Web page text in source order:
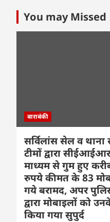
You may Missed
बाराबंकी
सर्विलांस सेल व
टीमों द्वारा
माध्यम से गुम हुए
रुपये कीमत के 83
गये बरामद, अपर
द्वारा मोबाइलों को
किया गया सुपुर्द